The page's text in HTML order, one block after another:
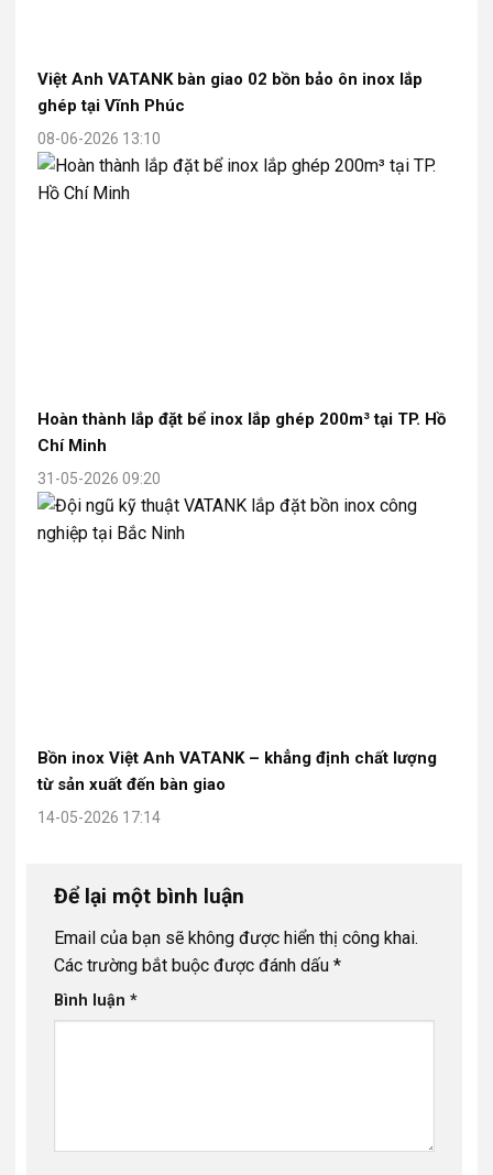
Việt Anh VATANK bàn giao 02 bồn bảo ôn inox lắp
ghép tại Vĩnh Phúc
08-06-2026 13:10
Hoàn thành lắp đặt bể inox lắp ghép 200m³ tại TP. Hồ
Chí Minh
31-05-2026 09:20
Bồn inox Việt Anh VATANK – khẳng định chất lượng
từ sản xuất đến bàn giao
14-05-2026 17:14
Để lại một bình luận
Email của bạn sẽ không được hiển thị công khai.
Các trường bắt buộc được đánh dấu *
Bình luận *